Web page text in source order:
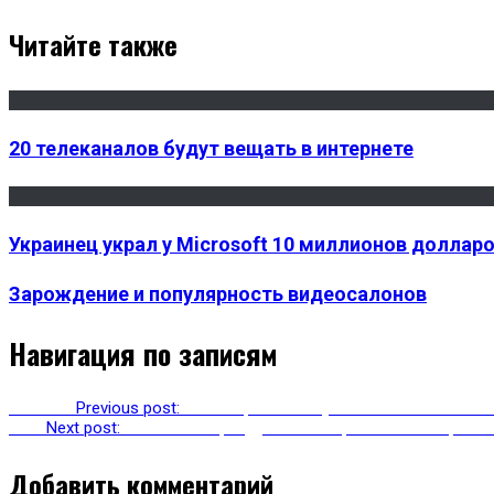
Читайте также
20 телеканалов будут вещать в интернете
Украинец украл у Microsoft 10 миллионов
Зарождение и популярность видеосалонов
Навигация по записям
Previous post:
Next post:
Добавить комментарий